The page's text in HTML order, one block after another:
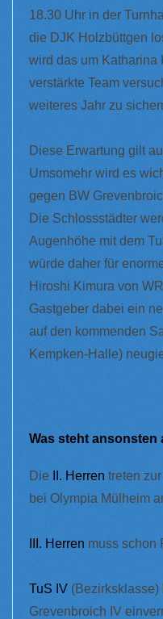
18.30 Uhr in der
die DJK Holzbüttgen
wird das um Katharina
verstärkte Team
weiteres Jahr zu
Diese Erwartung gilt
Umsomehr wird es
gegen BW
Die Schlossstädter
Augenhöhe mit dem
würde daher für
Hiroshi Kimura von
Gastgeber dabei ein
auf den kommenden
Kempken-Halle)
Was steht ansonsten
Die II. Herren treten
bei Olympia Mülheim
III. Herren muss schon
TuS IV (Bezirksklasse)
Grevenbroich IV